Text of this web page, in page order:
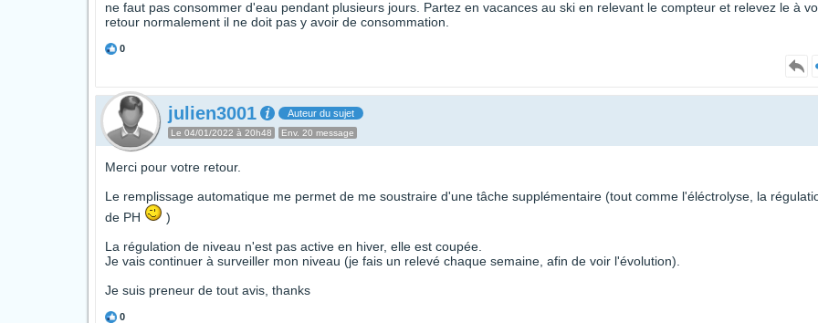
ne faut pas consommer d'eau pendant plusieurs jours. Partez en vacances au ski en relevant le compteur et relevez le à
retour normalement il ne doit pas y avoir de consommation.
0
julien3001 Auteur du sujet
Le 04/01/2022 à 20h48 Env. 20 message
Merci pour votre retour.
Le remplissage automatique me permet de me soustraire d'une tâche supplémentaire (tout comme l'éléctrolyse, la
de PH
)
La régulation de niveau n'est pas active en hiver, elle est coupée.
Je vais continuer à surveiller mon niveau (je fais un relevé chaque semaine, afin de voir l'évolution).
Je suis preneur de tout avis, thanks
0